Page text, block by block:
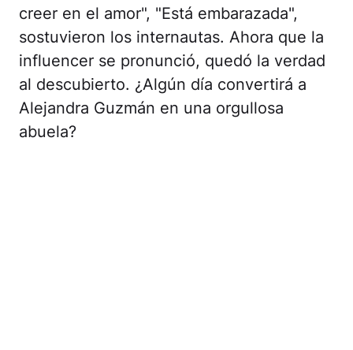
creer en el amor", "Está embarazada",
sostuvieron los internautas. Ahora que la
influencer se pronunció, quedó la verdad
al descubierto. ¿Algún día convertirá a
Alejandra Guzmán en una orgullosa
abuela?